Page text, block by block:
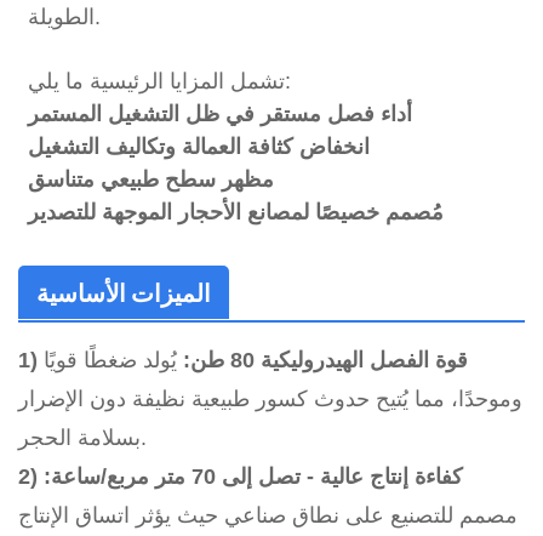
الطويلة.
تشمل المزايا الرئيسية ما يلي:
أداء فصل مستقر في ظل التشغيل المستمر
انخفاض كثافة العمالة وتكاليف التشغيل
مظهر سطح طبيعي متناسق
مُصمم خصيصًا لمصانع الأحجار الموجهة للتصدير
الميزات الأساسية
1) قوة الفصل الهيدروليكية 80 طن:
يُولد ضغطًا قويًا
وموحدًا، مما يُتيح حدوث كسور طبيعية نظيفة دون الإضرار
بسلامة الحجر.
2) كفاءة إنتاج عالية - تصل إلى 70 متر مربع/ساعة:
مصمم للتصنيع على نطاق صناعي حيث يؤثر اتساق الإنتاج